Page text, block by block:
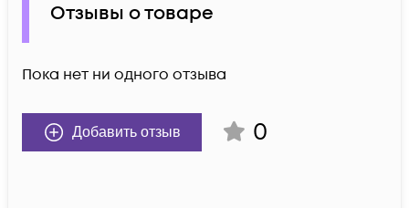
Отзывы о товаре
Пока нет ни одного отзыва
Добавить отзыв 0